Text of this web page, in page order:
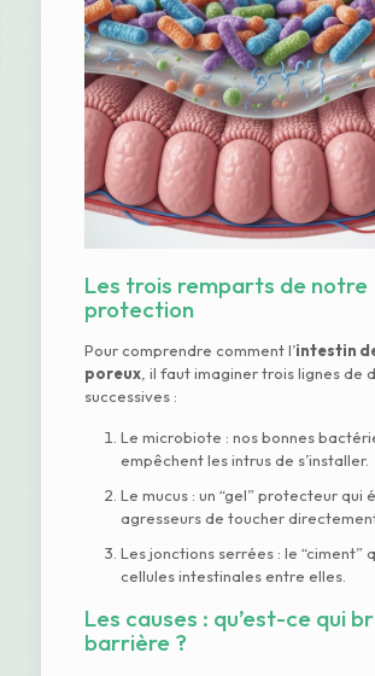
Les trois remparts de notre
protection
Pour comprendre comment l’intestin
poreux, il faut imaginer trois lignes de
successives :
Le microbiote : nos bonnes
empêchent les intrus de s’installer.
Le mucus : un “gel” protecteur qui
agresseurs de toucher
Les jonctions serrées : le “ciment”
cellules intestinales entre elles.
Les causes : qu’est-ce qui
barrière ?